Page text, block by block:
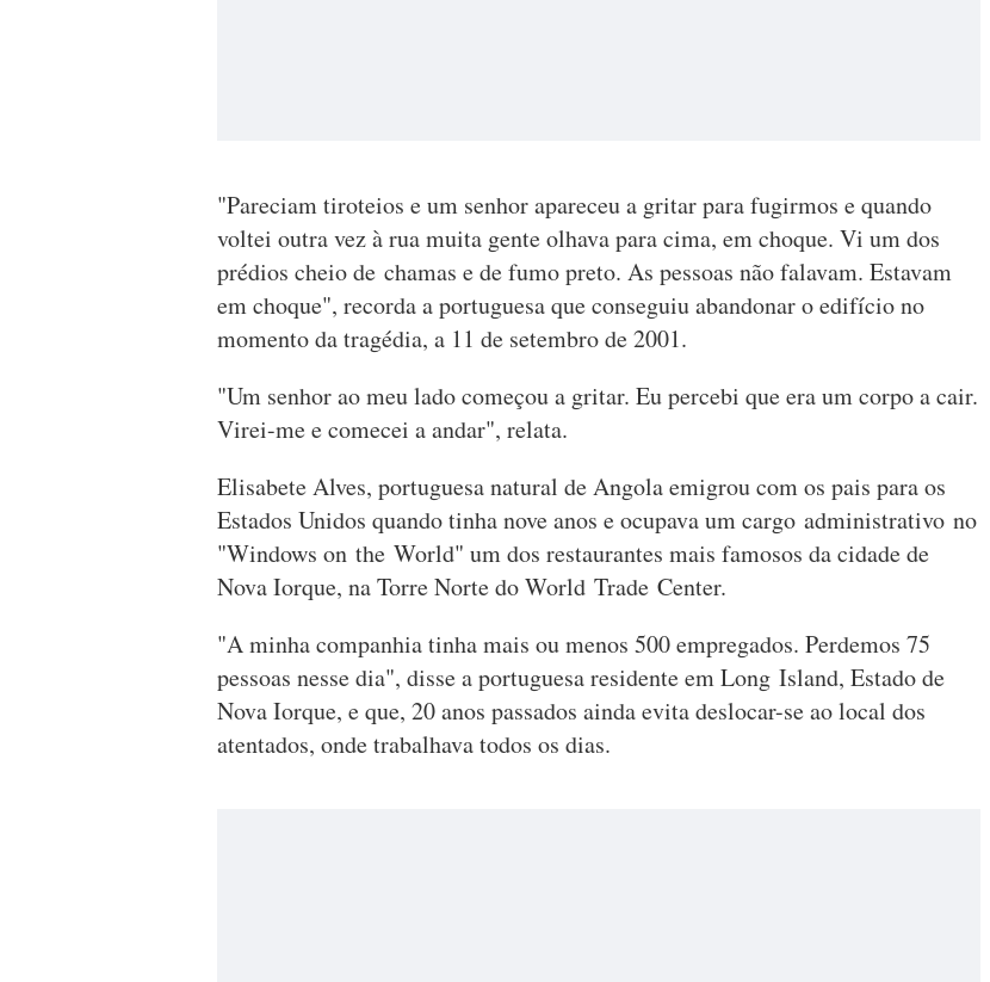
"Pareciam tiroteios e um senhor apareceu a gritar para fugirmos e quando
voltei outra vez à rua muita gente olhava para cima, em choque. Vi um dos
prédios cheio de chamas e de fumo preto. As pessoas não falavam. Estavam
em choque", recorda a portuguesa que conseguiu abandonar o edifício no
momento da tragédia, a 11 de setembro de 2001.
"Um senhor ao meu lado começou a gritar. Eu percebi que era um corpo a cair.
Virei-me e comecei a andar", relata.
Elisabete Alves, portuguesa natural de Angola emigrou com os pais para os
Estados Unidos quando tinha nove anos e ocupava um cargo administrativo no
"Windows on the World" um dos restaurantes mais famosos da cidade de
Nova Iorque, na Torre Norte do World Trade Center.
"A minha companhia tinha mais ou menos 500 empregados. Perdemos 75
pessoas nesse dia", disse a portuguesa residente em Long Island, Estado de
Nova Iorque, e que, 20 anos passados ainda evita deslocar-se ao local dos
atentados, onde trabalhava todos os dias.